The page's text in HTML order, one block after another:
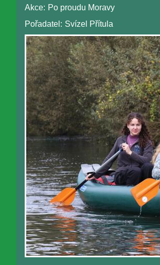
Akce: Po proudu Moravy
Pořadatel: Svízel Přítula